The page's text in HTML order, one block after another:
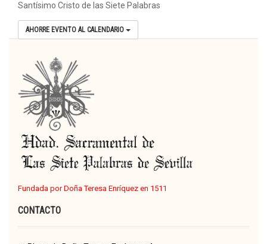
Santísimo Cristo de las Siete Palabras
AHORRE EVENTO AL CALENDARIO
Fundada por Doña Teresa Enríquez en 1511
CONTACTO